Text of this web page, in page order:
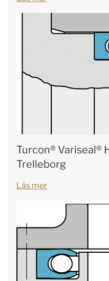
Turcon® Variseal®
Trelleborg
Läs mer